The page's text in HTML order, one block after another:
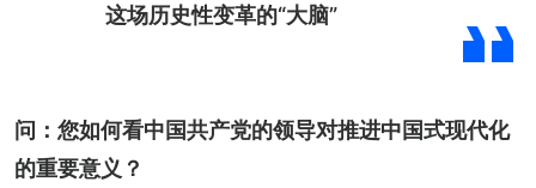
这场历史性变革的“大脑”
问：您如何看中国共产党的领导对推进中国式现代化
的重要意义？